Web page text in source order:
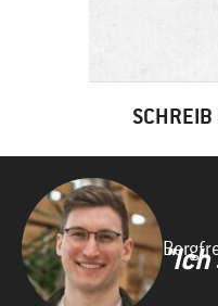
SCHREIB
Ihre E-Mail-
Kommentar
"Ich